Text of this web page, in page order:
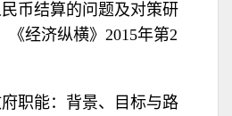
币结算的问题及对策研
《经济纵横》2015年第2
职能：背景、目标与路